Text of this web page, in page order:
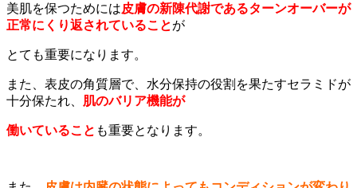
美肌を保つためには皮膚の新陳代謝であるターンオーバーが
正常にくり返されていることが
とても重要になります。
また、表皮の角質層で、水分保持の役割を果たすセラミドが
十分保たれ、 肌のバリア機能が
働いていること も重要となります。